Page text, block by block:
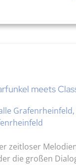
meets
zeitloser
die großen